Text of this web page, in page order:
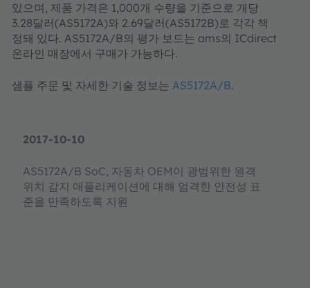
2017-10-10
AS5172A/B SoC, 자동차 OEM이 광범위한 원격
위치 감지 애플리케이션에 대해 엄격한 안전성 표
준을 만족하도록 지원
있으며, 제품 가격은 1,000개 수량을 기준으로 개당
3.28달러(AS5172A)와 2.69달러(AS5172B)로 각각 책
정돼 있다. AS5172A/B의 평가 보드는 ams의 ICdirect
온라인 매장에서 구매가 가능하다.
샘플 주문 및 자세한 기술 정보는 AS5172A/B.